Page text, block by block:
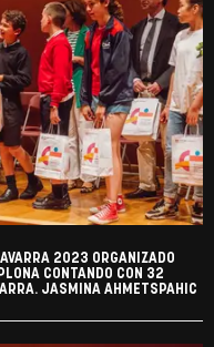
2023 ORGANIZADO
CONTANDO CON 32
JASMINA AHMETSPAHIC